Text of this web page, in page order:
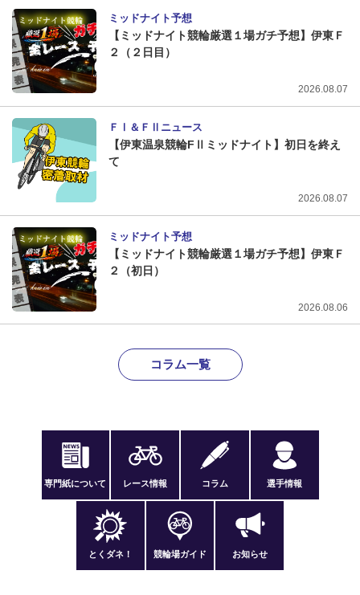
ミッドナイト予想
【ミッドナイト競輪厳選１場ガチ予想】伊東Ｆ
２（２日目）
2026.08.07
ＦⅠ＆ＦⅡニュース
【伊東温泉競輪FⅡミッドナイト】初日を終え
て
2026.08.07
ミッドナイト予想
【ミッドナイト競輪厳選１場ガチ予想】伊東Ｆ
２（初日）
2026.08.06
コラム一覧
専門紙について レース情報 コラム 選手情報
とくダネ！ 競輪場ガイド お知らせ